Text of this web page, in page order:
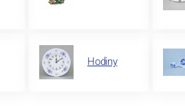
Hodiny